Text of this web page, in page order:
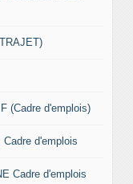
(Cadre d'emplois)
d'emplois
Cadre d'emplois